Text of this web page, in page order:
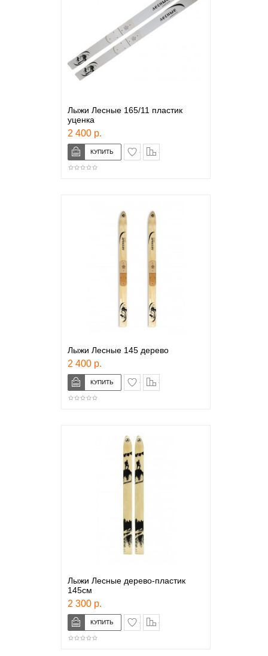
Лыжи Лесные 165/11 пластик
уценка
2 400 р.
в закладки
Лыжи Лесные 145 дерево
2 400 р.
в закладки
Лыжи Лесные дерево-пластик
145см
2 300 р.
в закладки